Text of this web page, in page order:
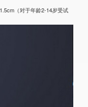
（对于年龄2-14岁受试